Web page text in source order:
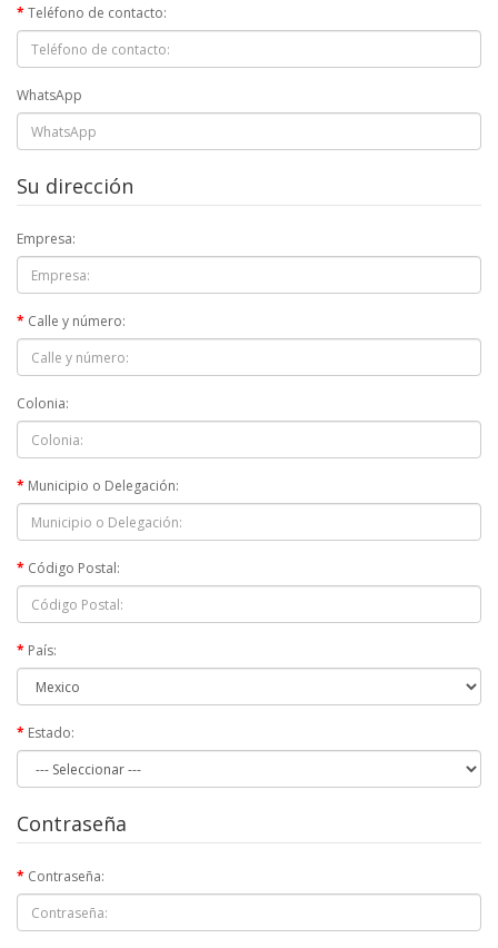
Teléfono de contacto:
WhatsApp
Su dirección
Empresa:
Calle y número:
Colonia:
Municipio o Delegación:
Código Postal:
País:
Estado:
Contraseña
Contraseña: